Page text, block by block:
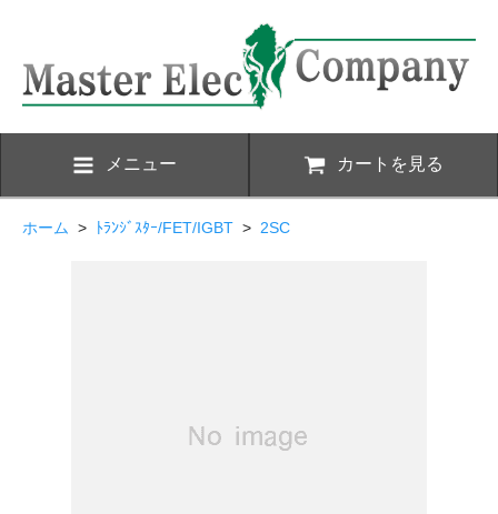
メニュー カートを見る
ホーム > ﾄﾗﾝｼﾞｽﾀｰ/FET/IGBT > 2SC